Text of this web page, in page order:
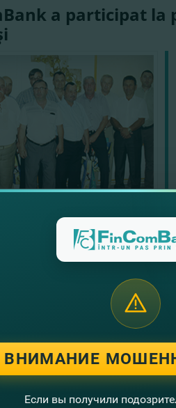
a participat
новости
ВНИМАНИЕ
Если вы получили